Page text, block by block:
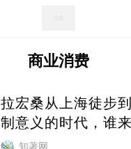
商业消费
拉宏桑从上海徒步
制意义的时代，谁
炒？知著网